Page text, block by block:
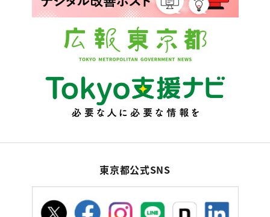
東京都公式SNS